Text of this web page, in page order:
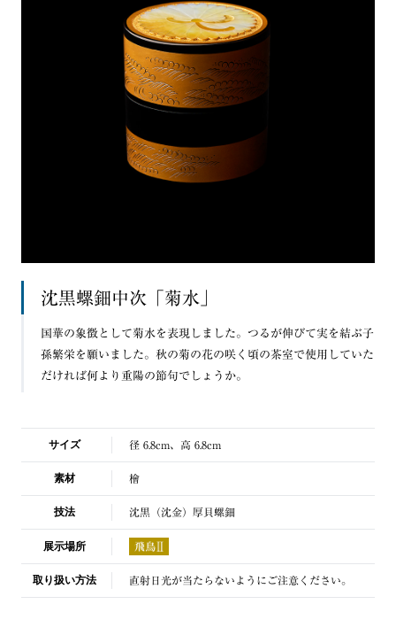
沈黒螺鈿中次「菊水」
国華の象徴として菊水を表現しました。つるが伸びて実を結ぶ子
孫繁栄を願いました。秋の菊の花の咲く頃の茶室で使用していた
だければ何より重陽の節句でしょうか。
サイズ 径 6.8cm、高 6.8cm
素材 檜
技法 沈黒（沈金）厚貝螺鈿
展示場所
取り扱い方法 直射日光が当たらないようにご注意ください。